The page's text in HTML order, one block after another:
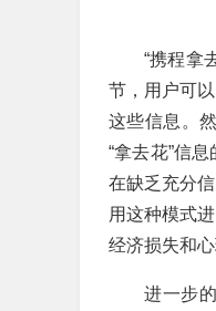
“携程拿
节，用户可
这些信息。
“拿去花”信
在缺乏充分
用这种模式
经济损失和心
进一步